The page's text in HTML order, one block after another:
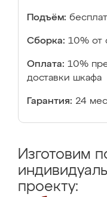
Подъём:
Сборка: 10% от
Оплата: 10%
доставки шкафа
Гарантия: 24
Изготовим
проекту: